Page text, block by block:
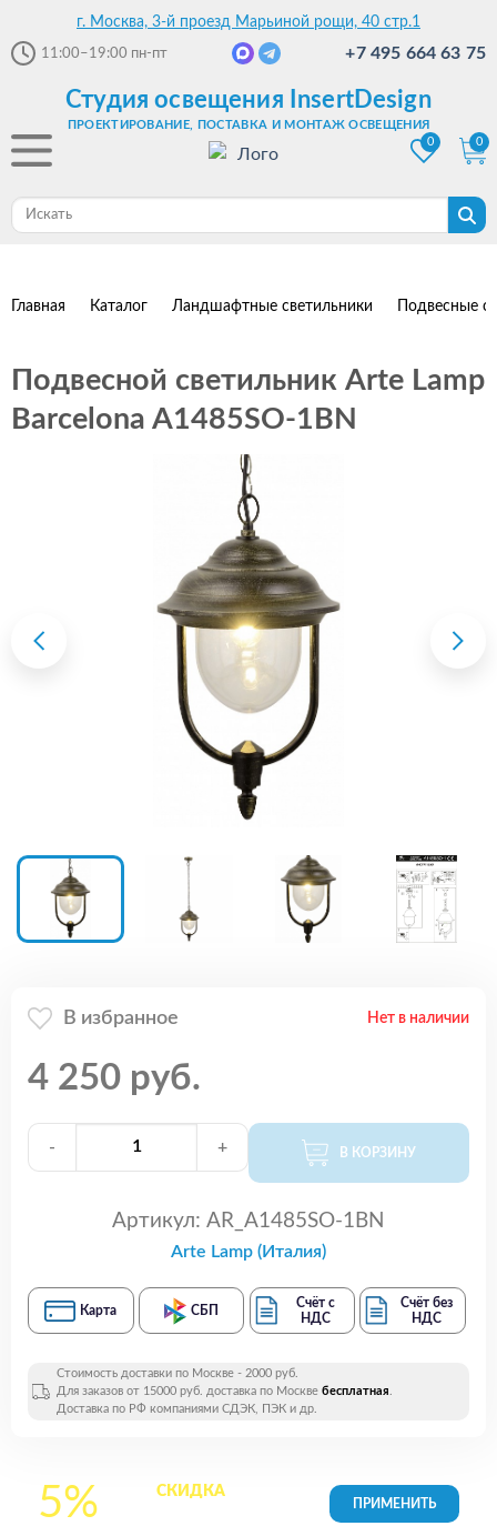
г. Москва, 3-й проезд Марьиной рощи, 40 стр.1
11:00–19:00 пн-пт +7 495 664 63 75
Студия освещения InsertDesign
ПРОЕКТИРОВАНИЕ, ПОСТАВКА И МОНТАЖ ОСВЕЩЕНИЯ
0
0
Главная Каталог Ландшафтные светильники Подвесные
Подвесной светильник Arte Lamp
Barcelona A1485SO-1BN
В избранное Нет в наличии
4 250 руб.
- + В КОРЗИНУ
Артикул: AR_A1485SO-1BN
Arte Lamp (Италия)
Карта СБП
Счёт с
НДС
Счёт без
НДС
Стоимость доставки по Москве - 2000 руб.
Для заказов от 15000 руб. доставка по Москве бесплатная.
Доставка по РФ компаниями СДЭК, ПЭК и др.
5% СКИДКАна все